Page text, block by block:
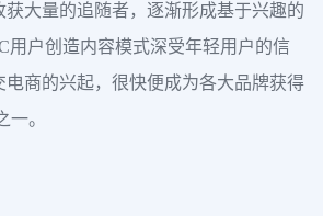
获大量的追随者，逐渐形成基于兴趣的
用户创造内容模式深受年轻用户的信
电商的兴起，很快便成为各大品牌获得
一。